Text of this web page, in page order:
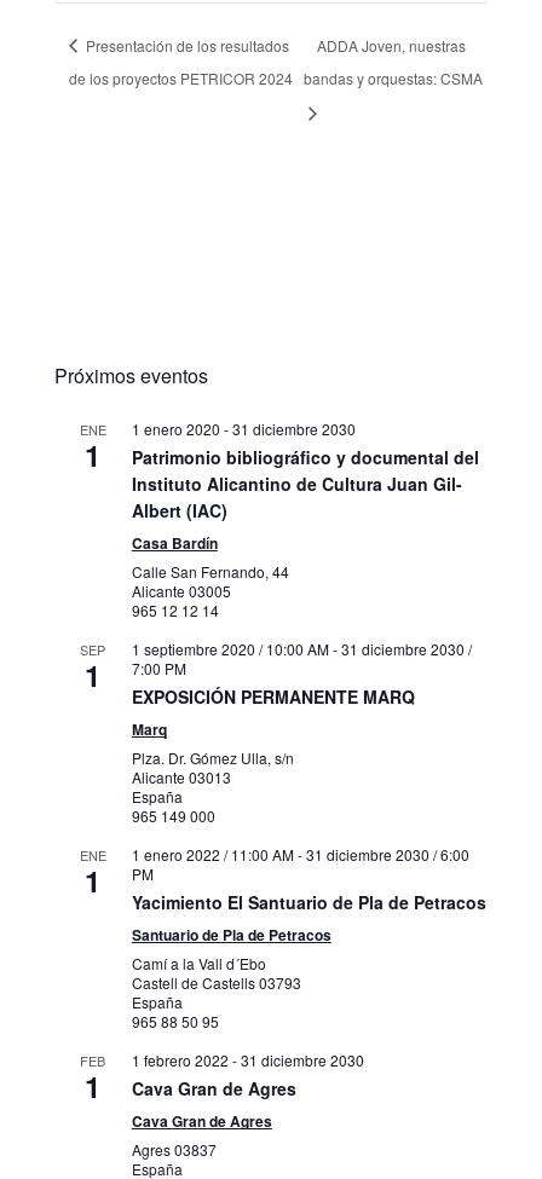
Presentación de los resultados
de los proyectos PETRICOR 2024
ADDA Joven, nuestras
bandas y orquestas: CSMA
Próximos eventos
ENE
1
1 enero 2020 -31 diciembre 2030
Patrimonio bibliográfico y documental del
Instituto Alicantino de Cultura Juan Gil-
Albert (IAC)
Casa Bardín
Calle San Fernando, 44
Alicante 03005
965 12 12 14
SEP
1
1 septiembre 2020 / 10:00 AM-31 diciembre 2030 /
7:00 PM
EXPOSICIÓN PERMANENTE MARQ
Marq
Plza. Dr. Gómez Ulla, s/n
Alicante 03013
España
965 149 000
ENE
1
1 enero 2022 / 11:00 AM-31 diciembre 2030 / 6:00
PM
Yacimiento El Santuario de Pla de Petracos
Santuario de Pla de Petracos
Camí a la Vall d´Ebo
Castell de Castells03793
España
965 88 50 95
FEB
1
1 febrero 2022 -31 diciembre 2030
Cava Gran de Agres
Cava Gran de Agres
Agres03837
España